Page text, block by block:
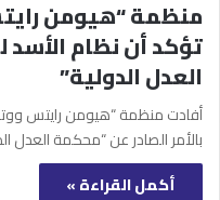
منظمة “هيومن
تؤكد أن نظام الأسد
العدل الدولية”
أفادت منظمة “هيومن رايتس
بالأمر الصادر عن “محكمة العدل
أكمل القراءة »